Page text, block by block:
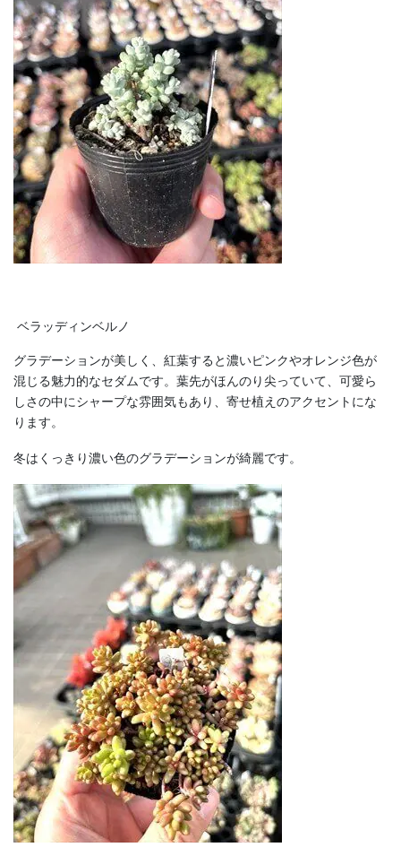
ベラッディンベルノ
グラデーションが美しく、紅葉すると濃いピンクやオレンジ色が
混じる魅力的なセダムです。葉先がほんのり尖っていて、可愛ら
しさの中にシャープな雰囲気もあり、寄せ植えのアクセントにな
ります。
冬はくっきり濃い色のグラデーションが綺麗です。